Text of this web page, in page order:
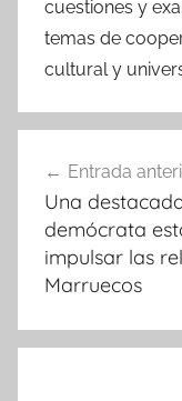
cuestiones y
temas de
cultural y
de
entradas
Entrada
Una
demócrata
impulsar las